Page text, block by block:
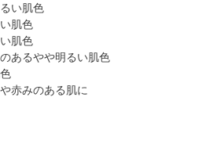
い肌色
肌色
肌色
あるやや明るい肌色
赤みのある肌に